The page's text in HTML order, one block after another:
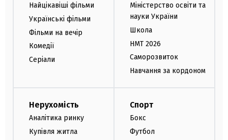
Найцікавіші фільми
Українські фільми
Фільми на вечір
Комедії
Серіали
Міністерство освіти та
науки України
Школа
НМТ 2026
Саморозвиток
Навчання за кордоном
Нерухомість
Аналітика ринку
Купівля житла
Спорт
Бокс
Футбол